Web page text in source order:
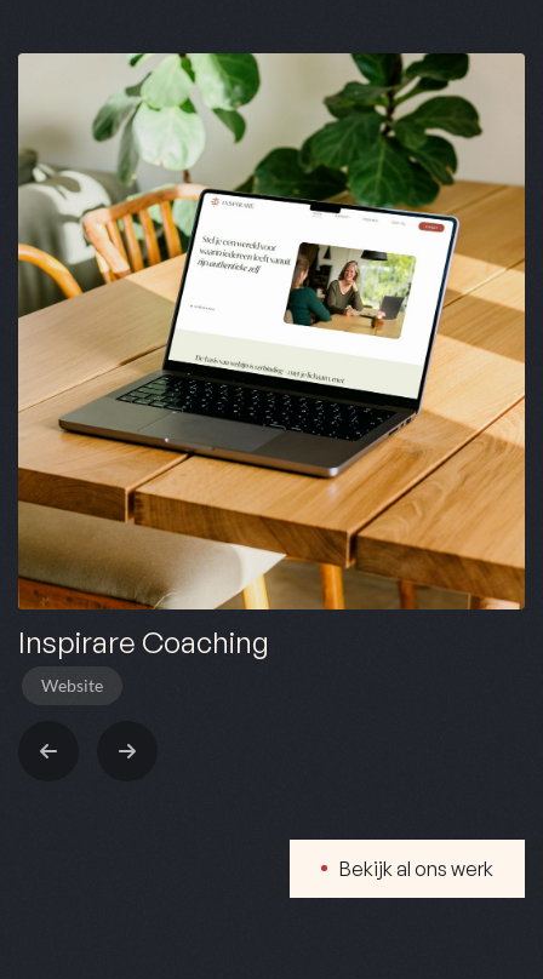
Inspirare Coaching
Website
Bekijk al ons werk